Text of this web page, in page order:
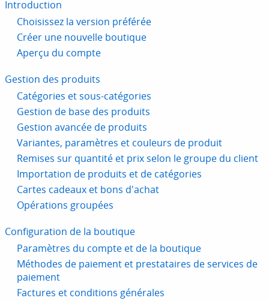
Introduction
Choisissez la version préférée
Créer une nouvelle boutique
Aperçu du compte
Gestion des produits
Catégories et sous-catégories
Gestion de base des produits
Gestion avancée de produits
Variantes, paramètres et couleurs de produit
Remises sur quantité et prix selon le groupe du client
Importation de produits et de catégories
Cartes cadeaux et bons d'achat
Opérations groupées
Configuration de la boutique
Paramètres du compte et de la boutique
Méthodes de paiement et prestataires de services de
paiement
Factures et conditions générales